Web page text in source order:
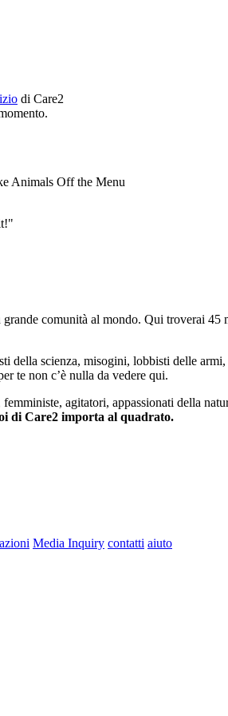
di Care2
Animals Off the Menu
comunità al mondo. Qui troverai 45
della scienza, misogini, lobbisti delle
te non c’è nulla da vedere qui.
agitatori, appassionati della
di Care2 importa al quadrato.
Media Inquiry contatti aiuto